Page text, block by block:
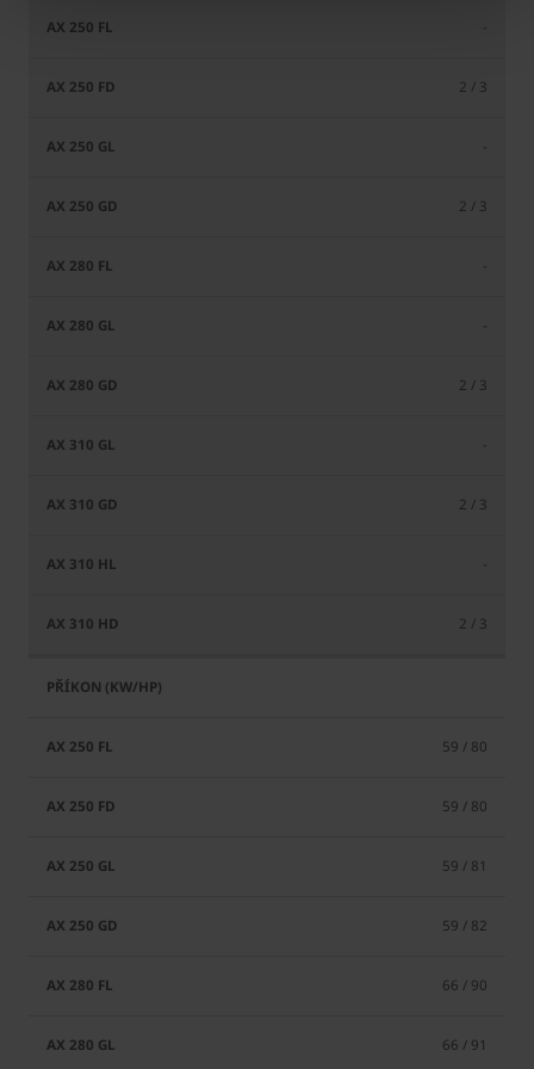
2 / 3
2 / 3
2 / 3
2 / 3
2 / 3
59 / 80
59 / 80
59 / 81
59 / 82
66 / 90
66 / 91